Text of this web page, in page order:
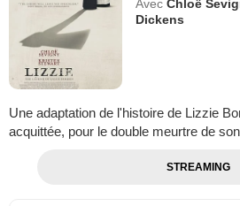
Avec Chloë
Dickens
Une adaptation de l'histoire de Lizzie
acquittée, pour le double meurtre de
STREAMING